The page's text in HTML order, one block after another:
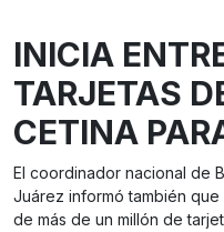
INICIA
TARJETAS
CETINA
El coordinador nacional de
Juárez informó también
de más de un millón de